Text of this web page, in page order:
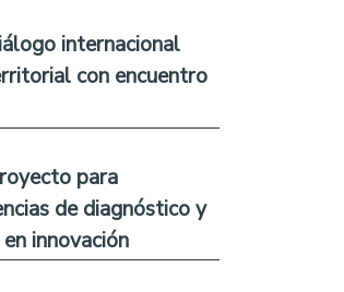
internacional
con encuentro
para
de diagnóstico y
innovación